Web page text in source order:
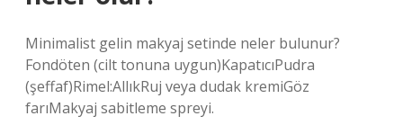
Minimalist gelin makyaj setinde neler bulunur?
Fondöten (cilt tonuna uygun)KapatıcıPudra
(şeffaf)Rimel:AllıkRuj veya dudak kremiGöz
farıMakyaj sabitleme spreyi.